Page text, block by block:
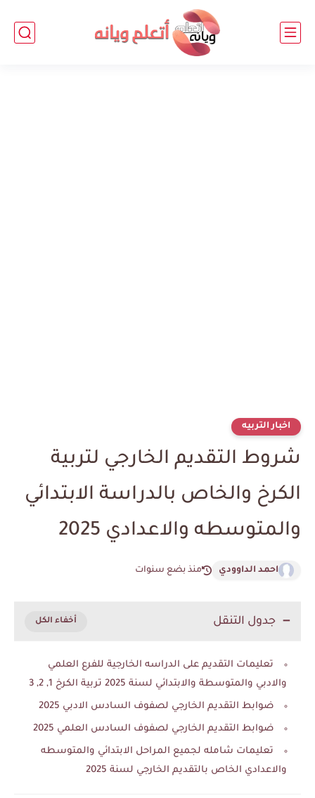
اخبار التربيه
شروط التقديم الخارجي لتربية
الكرخ والخاص بالدراسة الابتدائي
والمتوسطه والاعدادي 2025
احمد الداوودي منذ بضع سنوات
جدول التنقل
تعليمات التقديم على الدراسه الخارجية للفرع العلمي
والادبي والمتوسطة والابتدائي لسنة 2025 تربية الكرخ 1, 2, 3
ضوابط التقديم الخارجي لصفوف السادس الادبي 2025
ضوابط التقديم الخارجي لصفوف السادس العلمي 2025
تعليمات شامله لجميع المراحل الابتدائي والمتوسطه
والاعدادي الخاص بالتقديم الخارجي لسنة 2025